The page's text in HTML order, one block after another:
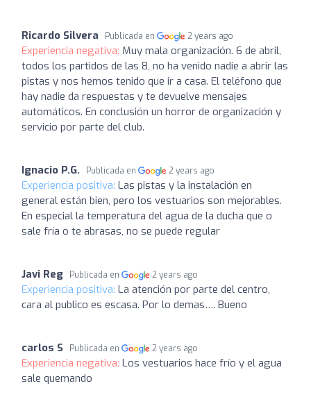
Ricardo Silvera Publicada en 2 years ago
Experiencia negativa: Muy mala organización. 6 de abril,
todos los partidos de las 8, no ha venido nadie a abrir las
pistas y nos hemos tenido que ir a casa. El teléfono que
hay nadie da respuestas y te devuelve mensajes
automáticos. En conclusión un horror de organización y
servicio por parte del club.
Ignacio P.G. Publicada en 2 years ago
Experiencia positiva: Las pistas y la instalación en
general están bien, pero los vestuarios son mejorables.
En especial la temperatura del agua de la ducha que o
sale fría o te abrasas, no se puede regular
Javi Reg Publicada en 2 years ago
Experiencia positiva: La atención por parte del centro,
cara al publico es escasa. Por lo demas…. Bueno
carlos S Publicada en 2 years ago
Experiencia negativa: Los vestuarios hace frío y el agua
sale quemando